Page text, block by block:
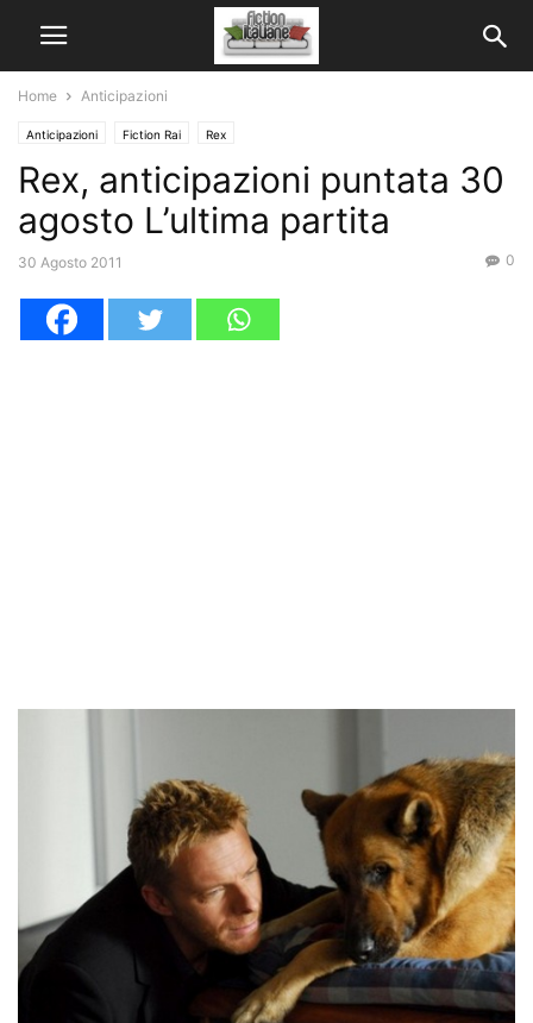
Home Anticipazioni
Anticipazioni Fiction Rai Rex
Rex, anticipazioni puntata 30
agosto L’ultima partita
30 Agosto 2011 0